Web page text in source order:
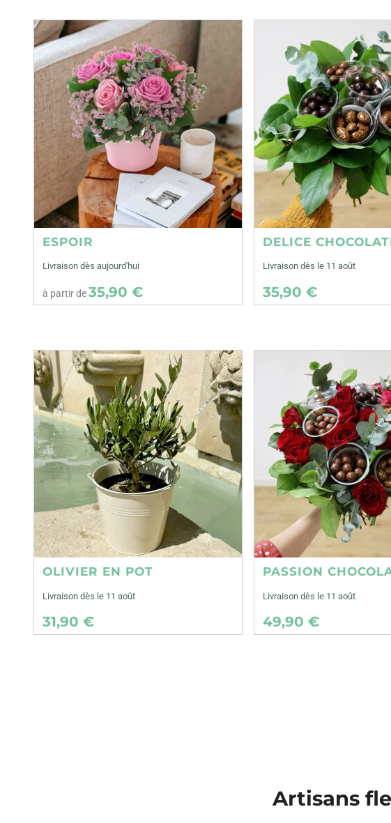
ESPOIR
Livraison dès aujourd'hui
à partir de35,90 €
DELICE
Livraison dès le 11 août
35,90 €
OLIVIER EN POT
Livraison dès le 11 août
31,90 €
PASSION
Livraison dès le 11 août
49,90 €
Artisans